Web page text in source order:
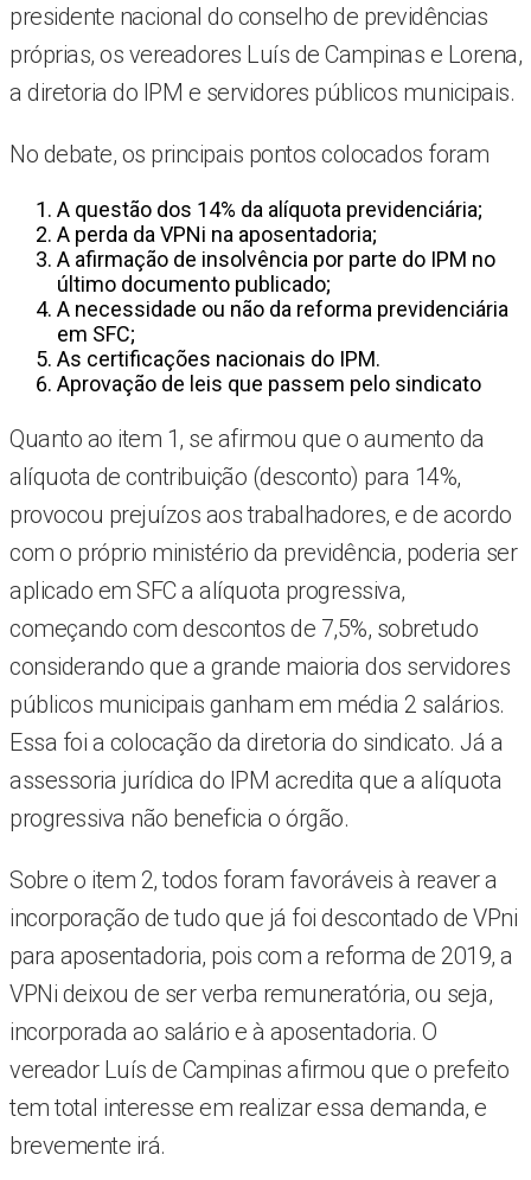
presidente nacional do conselho de previdências
próprias, os vereadores Luís de Campinas e Lorena,
a diretoria do IPM e servidores públicos municipais.
No debate, os principais pontos colocados foram
A questão dos 14% da alíquota previdenciária;
A perda da VPNi na aposentadoria;
A afirmação de insolvência por parte do IPM no
último documento publicado;
A necessidade ou não da reforma previdenciária
em SFC;
As certificações nacionais do IPM.
Aprovação de leis que passem pelo sindicato
Quanto ao item 1, se afirmou que o aumento da
alíquota de contribuição (desconto) para 14%,
provocou prejuízos aos trabalhadores, e de acordo
com o próprio ministério da previdência, poderia ser
aplicado em SFC a alíquota progressiva,
começando com descontos de 7,5%, sobretudo
considerando que a grande maioria dos servidores
públicos municipais ganham em média 2 salários.
Essa foi a colocação da diretoria do sindicato. Já a
assessoria jurídica do IPM acredita que a alíquota
progressiva não beneficia o órgão.
Sobre o item 2, todos foram favoráveis à reaver a
incorporação de tudo que já foi descontado de VPni
para aposentadoria, pois com a reforma de 2019, a
VPNi deixou de ser verba remuneratória, ou seja,
incorporada ao salário e à aposentadoria. O
vereador Luís de Campinas afirmou que o prefeito
tem total interesse em realizar essa demanda, e
brevemente irá.